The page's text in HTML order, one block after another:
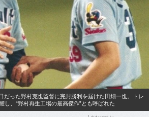
だった野村克也監督に完封勝利を届けた田畑一也。トレ
し、“野村再生工場の最高傑作”とも呼ばれた